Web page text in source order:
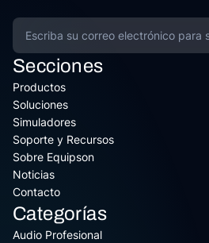
Secciones
Productos
Soluciones
Simuladores
Soporte y Recursos
Sobre Equipson
Noticias
Contacto
Categorías
Audio Profesional